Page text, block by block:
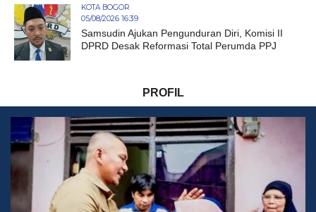
KOTA BOGOR
05/08/2026 16:39
Samsudin Ajukan Pengunduran Diri, Komisi II
DPRD Desak Reformasi Total Perumda PPJ
PROFIL